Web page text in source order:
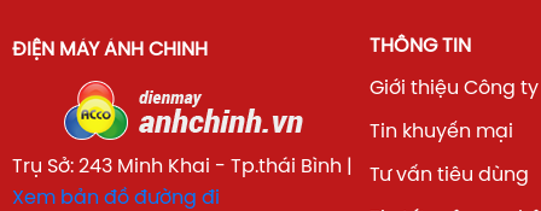
ĐIỆN MÁY ÁNH CHINH
Trụ Sở: 243 Minh Khai - Tp.thái Bình |
Xem bản đồ đường đi
THÔNG TIN
Giới thiệu Công ty
Tin khuyến mại
Tư vấn tiêu dùng